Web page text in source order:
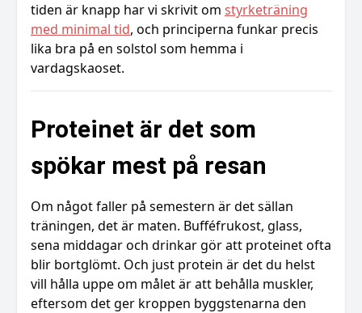
tiden är knapp har vi skrivit om styrketräning
med minimal tid, och principerna funkar precis
lika bra på en solstol som hemma i
vardagskaoset.
Proteinet är det som
spökar mest på resan
Om något faller på semestern är det sällan
träningen, det är maten. Bufféfrukost, glass,
sena middagar och drinkar gör att proteinet ofta
blir bortglömt. Och just protein är det du helst
vill hålla uppe om målet är att behålla muskler,
eftersom det ger kroppen byggstenarna den